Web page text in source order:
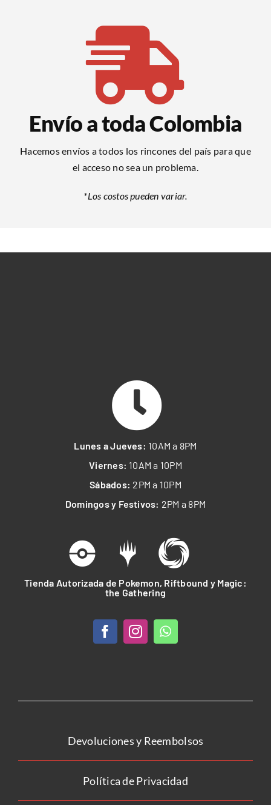
Envío a toda Colombia
Hacemos envíos a todos los rincones del país para que
el acceso no sea un problema.
*Los costos pueden variar.
Lunes a Jueves: 10AM a 8PM
Viernes: 10AM a 10PM
Sábados: 2PM a 10PM
Domingos y Festivos: 2PM a 8PM
Tienda Autorizada de Pokemon, Riftbound y Magic:
the Gathering
Devoluciones y Reembolsos
Política de Privacidad